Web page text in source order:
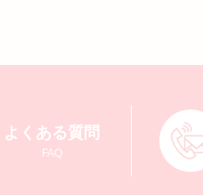
よくある質問
FAQ